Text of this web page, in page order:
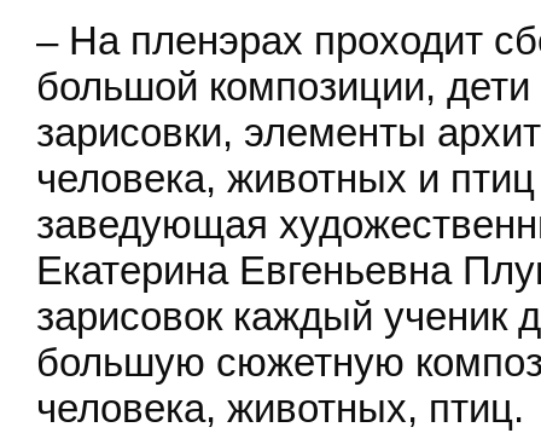
– На пленэрах проходит
большой композиции,
зарисовки, элементы
человека, животных и
заведующая
Екатерина Евгеньевна
зарисовок каждый ученик
большую сюжетную
человека, животных, птиц.